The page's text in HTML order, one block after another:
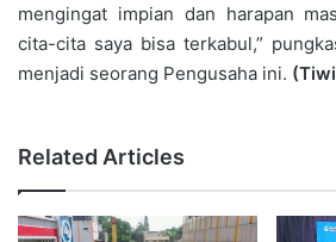
mengingat impian dan harapan
cita-cita saya bisa terkabul,”
menjadi seorang Pengusaha ini.
Related Articles